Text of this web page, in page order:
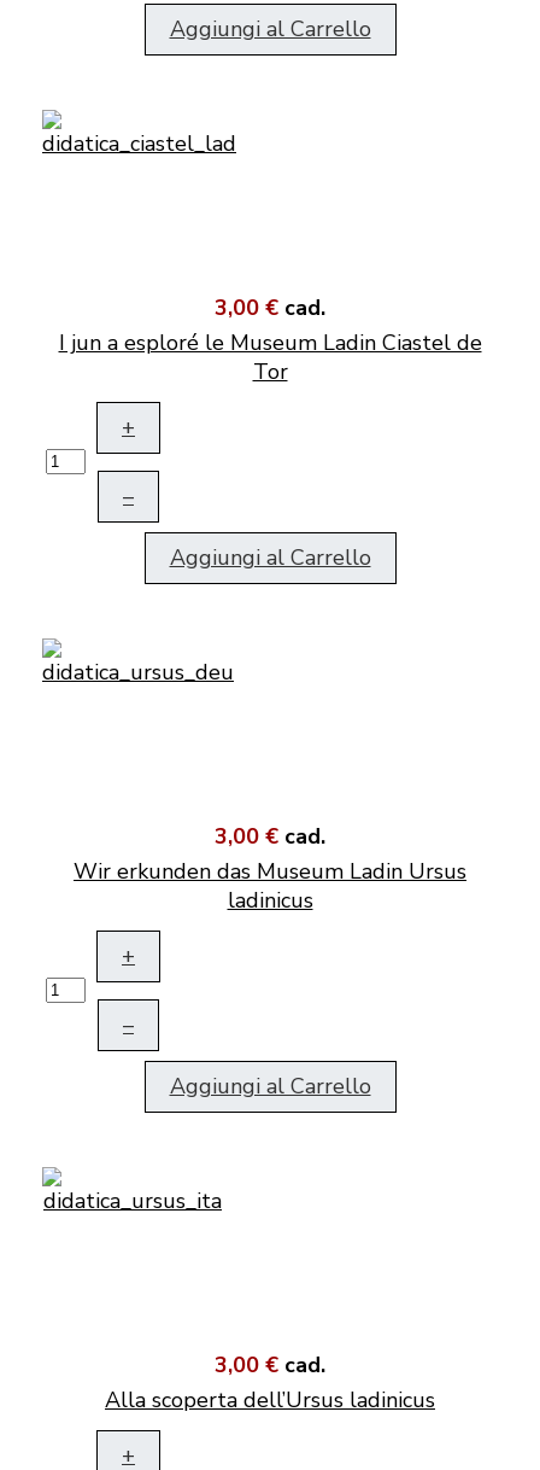
Aggiungi al Carrello
3,00 € cad.
I jun a esploré le Museum Ladin Ciastel de
Tor
+
–
Aggiungi al Carrello
3,00 € cad.
Wir erkunden das Museum Ladin Ursus
ladinicus
+
–
Aggiungi al Carrello
3,00 € cad.
Alla scoperta dell’Ursus ladinicus
+